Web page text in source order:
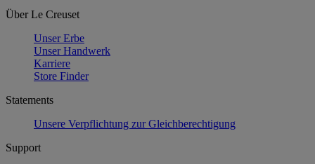
Über Le Creuset
Unser Erbe
Unser Handwerk
Karriere
Store Finder
Statements
Unsere Verpflichtung zur Gleichberechtigung
Support